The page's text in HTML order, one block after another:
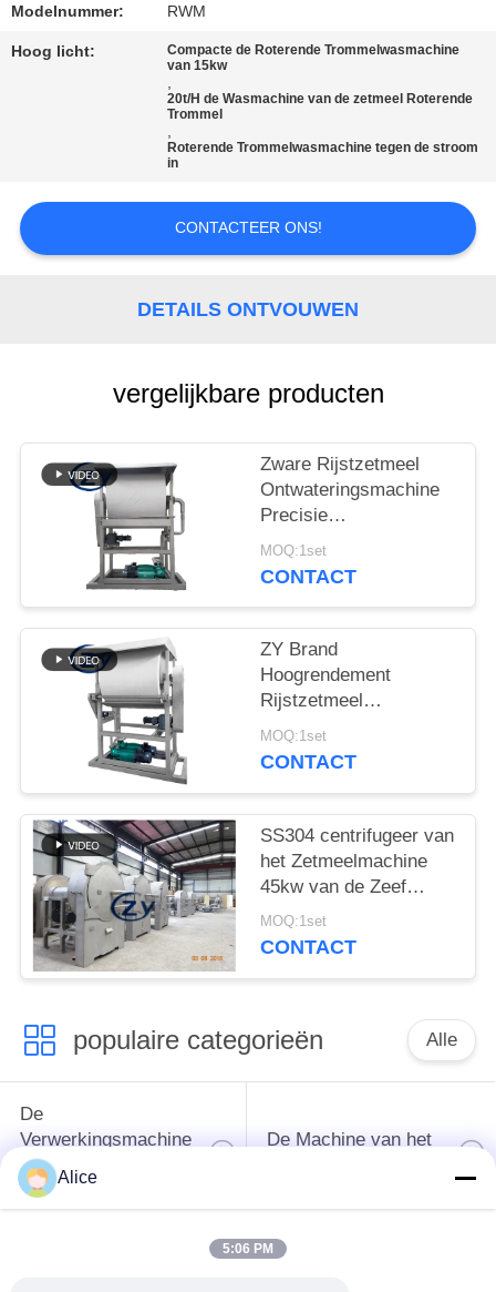
VERZOEK
OM EEN
PRIVACY
POLICY
Modelnummer: RWM
Hoog licht:
Compacte de Roterende Trommelwasmachine
van 15kw
,
20t/H de Wasmachine van de zetmeel Roterende
Trommel
,
Roterende Trommelwasmachine tegen de stroom
in
CONTACTEER ONS!
DETAILS ONTVOUWEN
vergelijkbare producten
Zware Rijstzetmeel
Ontwateringsmachine
Precisie
Ontwateringsapparaat
voor
MOQ:1set
CONTACT
ZY Brand
Hoogrendement
Rijstzetmeel
Ontwateringsmachine –
Stabiele Prestaties
MOQ:1set
CONTACT
SS304 centrifugeer van
het Zetmeelmachine
45kw van de Zeef
Bataat het Horizontale
het Type Scherm
MOQ:1set
CONTACT
populaire categorieën Alle
De
Verwerkingsmachine
van het
maniokzetmeel
De Machine van het
De
Alice
5:06 PM